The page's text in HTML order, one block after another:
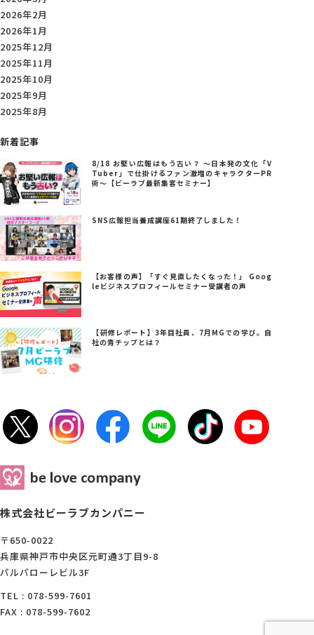
2026年2月
2026年1月
2025年12月
2025年11月
2025年10月
2025年9月
2025年8月
新着記事
8/18 お堅い広報はもう古い？ ～日本発の文化「V
Tuber」で仕掛けるファン激増のキャラクターPR
術～【ビーラブ最新集客セミナー】
SNS広報担当養成講座61期終了しました！
【お客様の声】「すぐ見直したくなった！」 Goog
leビジネスプロフィールセミナー受講者の声
【研修レポート】3年目社員、7月MGでの学び。自
社の青チップとは？
株式会社ビーラブカンパニー
〒650-0022
兵庫県神戸市中央区元町通3丁目9-8
パルパローレビル3F
TEL : 078-599-7601
FAX : 078-599-7602